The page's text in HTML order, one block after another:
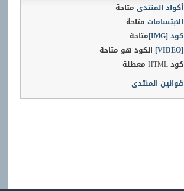
أكواد المنتدى متاحة
الابتسامات متاحة
كود [IMG]
متاحة
[VIDEO]
الكود هو متاحة
كود HTML
معطلة
قوانين المنتدى